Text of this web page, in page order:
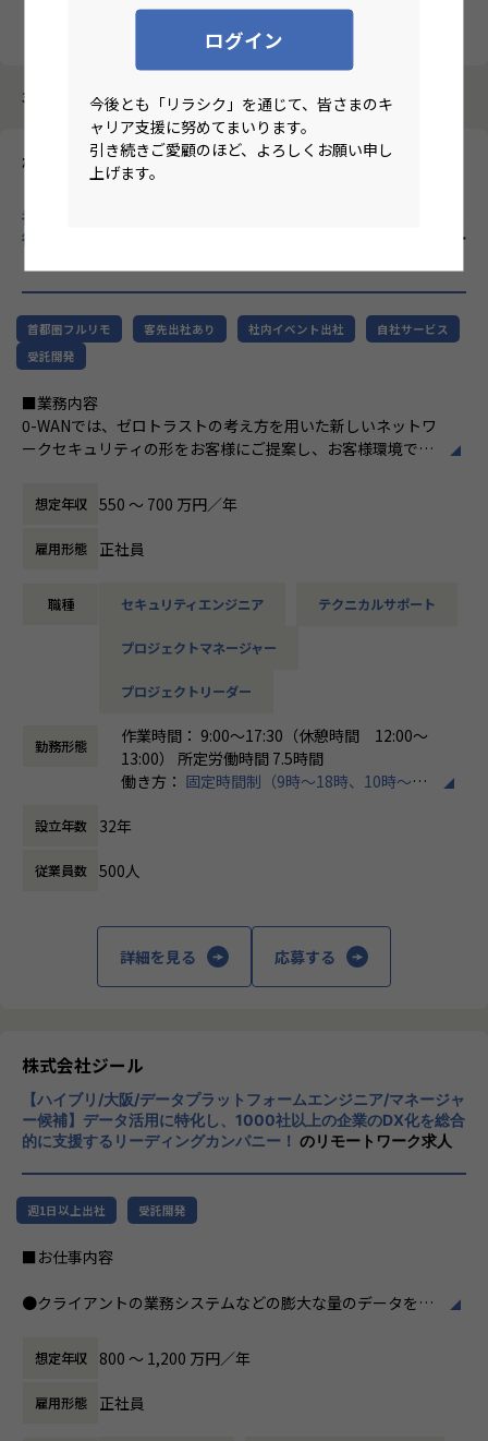
ログイン
今後とも「リラシク」を通じて、皆さまのキ
ャリア支援に努めてまいります。
引き続きご愛顧のほど、よろしくお願い申し
上げます。
3987件中 1件～10件
株式会社エーピーコミュニケーションズ
補】ITインフラ領域に特化し、クラウド・自動化・AIなど先端技
術を積極的に取り入れ、SIer業界の常識を変える企業！
のリモー
首都圏フルリモ 客先出社あり 社内イベント出社
自社サービス
受託開発
■業務内容
0-WANでは、ゼロトラストの考え方を用いた新しいネットワ
ークセキュリティの形をお客様にご提案し、お客様環境でゼ
す。
各メンバーの得意分野を組み合わせ、チームワークを重視し
てゼロトラスト事業を推進しています。
ンバー参画を通じて、エンジニアとしてのスキルアップを目
エンジニアとしての高いスキルに加えて、チャレンジ精神、
面接においては業務内容におけるマッチングとご自身が目指
される方向性を確認し、適切なチームへのアサインを検討し
採用後は、入社研修の後、下記のチームへの配属となり、業
務をお任せいたします。
・テクニカルサポートチーム
成長意欲が高ければ高いほど、適切に成長支援する機会(案
■メンバー構成
2022年に新設されたばかりで、様々なバックグラウンドをも
セキュリティエンジニア：2名
開発：1名
セールス&マーケティング：4名
営業事務：1名
■期待する解決したい課題
売り上げが順調に伸び、案件が増えていく中で、テクニカル
サポートチームのとりまとめ役として活躍していただける方
が不足しております。
案件数が伸びていく中でPM/PLとして品質の高い案件遂行と
チームメンバーを牽引いただく仲間を探しています。
チーム配属後は数ヶ月程度チームのリーダーとしてテクニカ
チームメンバーの様子や配属後の状況を見ながら最終的には
想定年収 550 〜 700 万円／年
雇用形態 正社員
職種 セキュリティエンジニア テクニカルサポート
プロジェクトマネージャー
プロジェクトリーダー
勤務形態
作業時間： 9:00～17:30（休憩時間 12:00～
13:00） 所定労働時間 7.5時間
働き方： 固定時間制（9時～18時、10時～19
時間外労働の有無： 有（月平均20時間）
設立年数 32年
従業員数 500人
詳細を見る 応募する
株式会社ジール
【ハイブリ/大阪/データプラットフォームエンジニア/マネージャ
ー候補】データ活用に特化し、1000社以上の企業のDX化を総合
的に支援するリーディングカンパニー！ のリモートワーク求人
週1日以上出社 受託開発
■お仕事内容
●クライアントの業務システムなどの膨大な量のデータを蓄
s Intelligence)と呼ばれるシステムの導入から実行支援まで
を行っています。またクラウドを含むデータ基盤全体のDX構
想から実施します。
想定年収 800 〜 1,200 万円／年
雇用形態 正社員